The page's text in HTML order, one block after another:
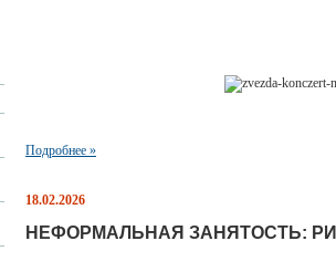
Подробнее »
18.02.2026
НЕФОРМАЛЬНАЯ ЗАНЯТОСТЬ: